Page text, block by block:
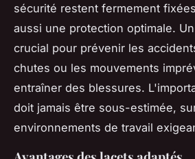
sécurité restent fermement
aussi une protection optimale.
crucial pour prévenir les
chutes ou les mouvements
entraîner des blessures.
doit jamais être sous-estimée,
environnements de travail